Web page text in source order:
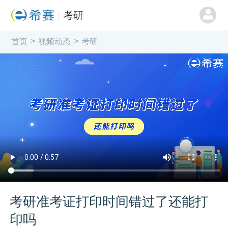
考研
首页 > 视频动态 > 考研
考研准考证打印时间错过了还能打
印吗